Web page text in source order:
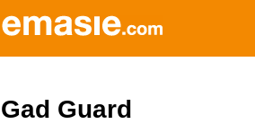
Gad Guard